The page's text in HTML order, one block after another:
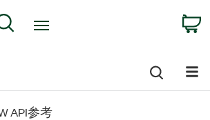
Search
API参考